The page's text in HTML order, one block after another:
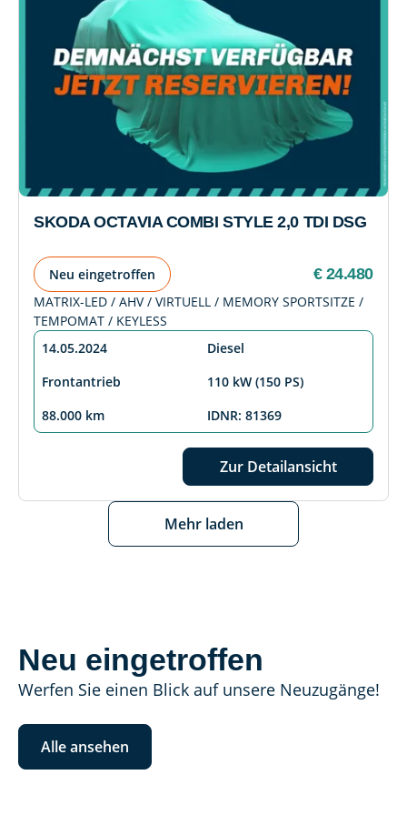
SKODA OCTAVIA COMBI STYLE 2,0 TDI DSG
Neu eingetroffen € 24.480
MATRIX-LED / AHV / VIRTUELL / MEMORY SPORTSITZE /
TEMPOMAT / KEYLESS
14.05.2024
Diesel
Frontantrieb
110 kW (150 PS)
88.000 km
IDNR: 81369
Zur Detailansicht
Mehr laden
Neu eingetroffen
Werfen Sie einen Blick auf unsere Neuzugänge!
Alle ansehen